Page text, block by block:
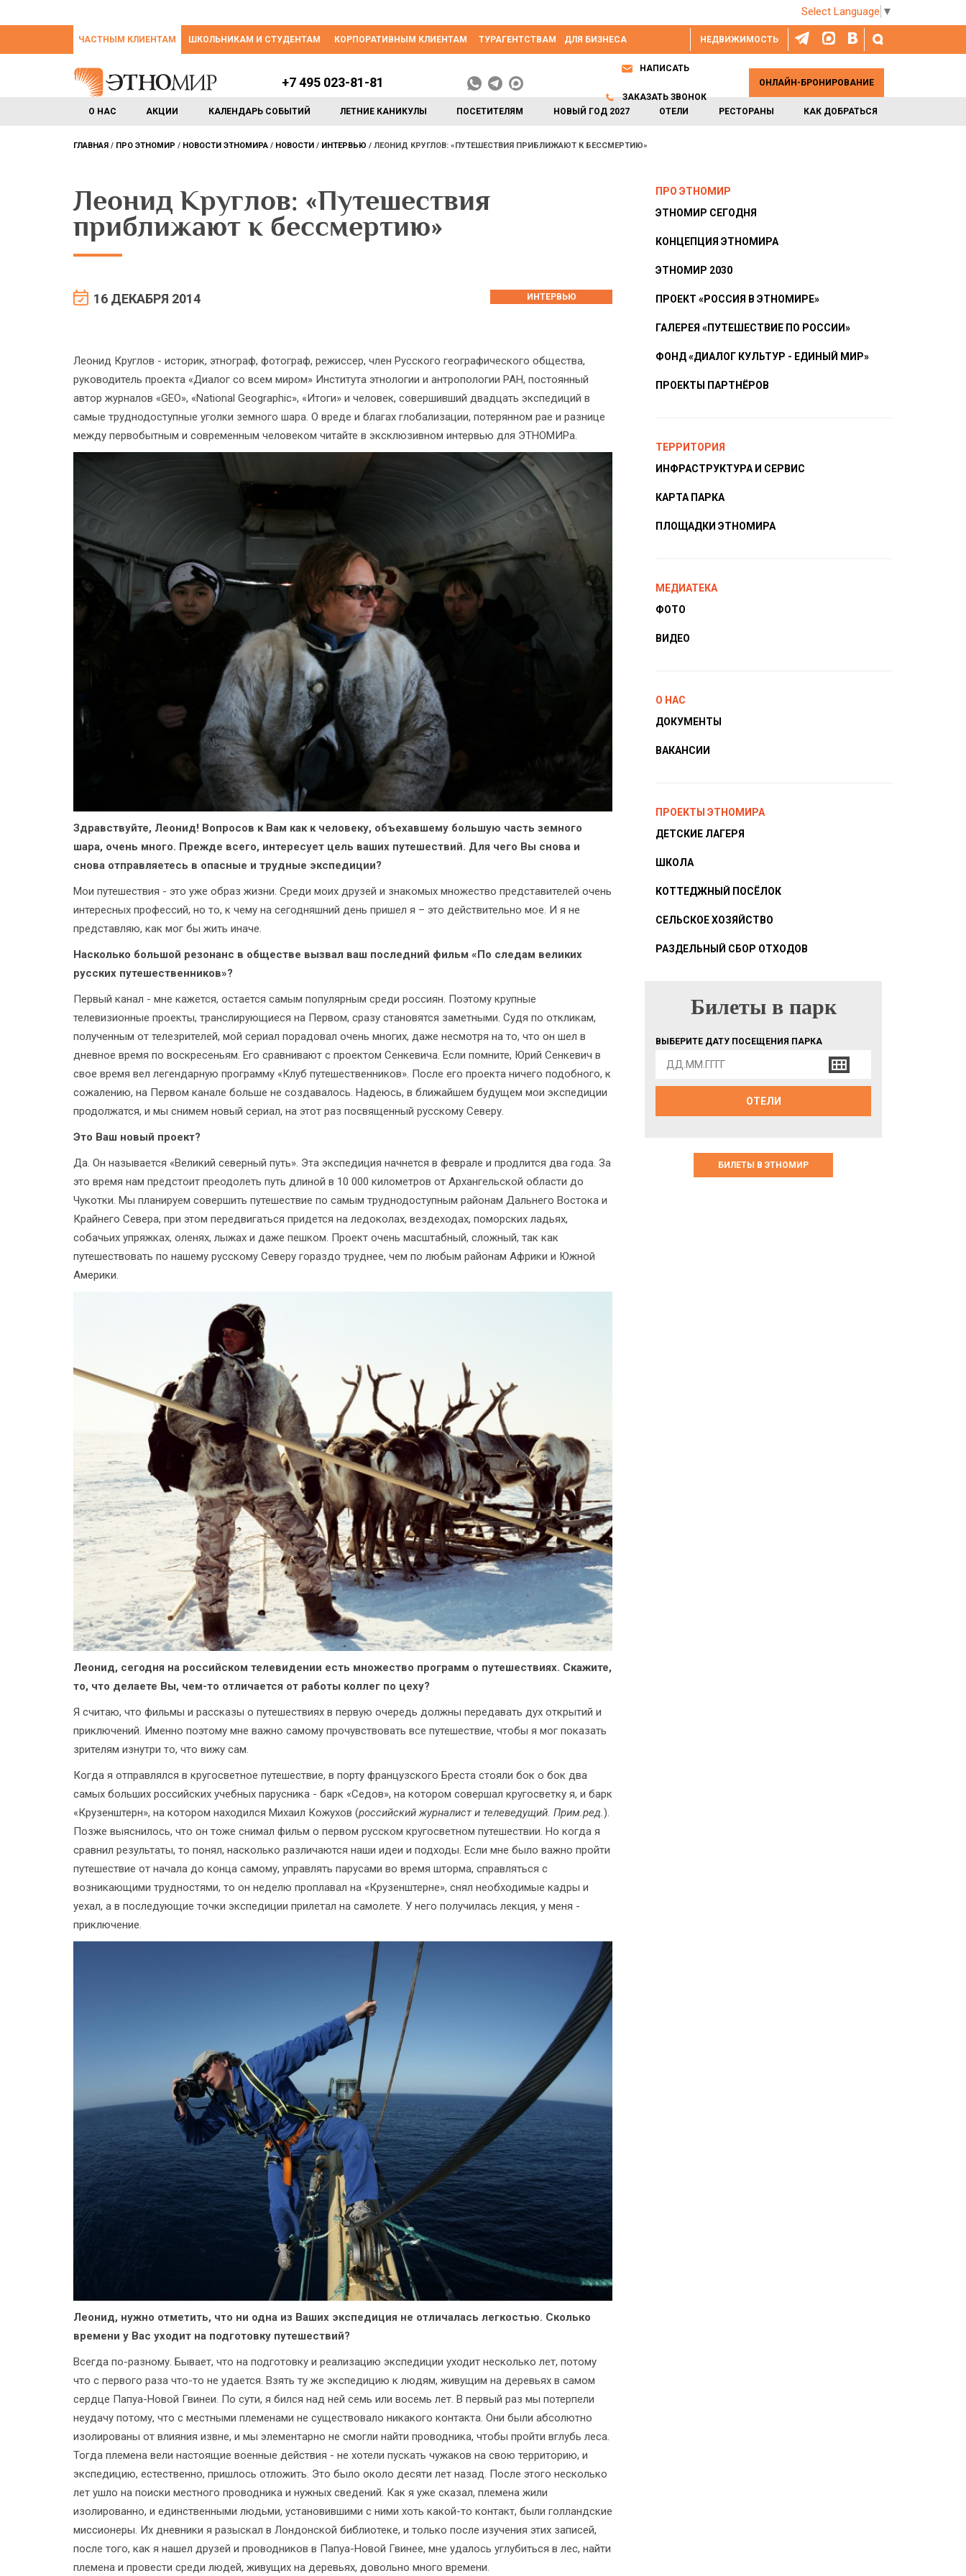
Select Language ▼
НЕДВИЖИМОСТЬ
ЧАСТНЫМ КЛИЕНТАМ ШКОЛЬНИКАМ И СТУДЕНТАМ КОРПОРАТИВНЫМ КЛИЕНТАМ ТУРАГЕНТСТВАМ ДЛЯ БИЗНЕСА
О НАС АКЦИИ КАЛЕНДАРЬ СОБЫТИЙ ЛЕТНИЕ КАНИКУЛЫ ПОСЕТИТЕЛЯМ НОВЫЙ ГОД 2027 ОТЕЛИ РЕСТОРАНЫ КАК ДОБРАТЬСЯ
+7 495 023-81-81
НАПИСАТЬ
ЗАКАЗАТЬ ЗВОНОК
ОНЛАЙН-БРОНИРОВАНИЕ
ГЛАВНАЯ ПРО ЭТНОМИР НОВОСТИ ЭТНОМИРА НОВОСТИ ИНТЕРВЬЮ ЛЕОНИД КРУГЛОВ: «ПУТЕШЕСТВИЯ ПРИБЛИЖАЮТ К БЕССМЕРТИЮ»
Леонид Круглов: «Путешествия
приближают к бессмертию»
16 ДЕКАБРЯ 2014 ИНТЕРВЬЮ
Леонид Круглов - историк, этнограф, фотограф, режиссер, член Русского географического общества,
руководитель проекта «Диалог со всем миром» Института этнологии и антропологии РАН, постоянный
автор журналов «GEO», «National Geographic», «Итоги» и человек, совершивший двадцать экспедиций в
самые труднодоступные уголки земного шара. О вреде и благах глобализации, потерянном рае и разнице
между первобытным и современным человеком читайте в эксклюзивном интервью для ЭТНОМИРа.
Здравствуйте, Леонид! Вопросов к Вам как к человеку, объехавшему большую часть земного
шара, очень много. Прежде всего, интересует цель ваших путешествий. Для чего Вы снова и
снова отправляетесь в опасные и трудные экспедиции?
Мои путешествия - это уже образ жизни. Среди моих друзей и знакомых множество представителей очень
интересных профессий, но то, к чему на сегодняшний день пришел я – это действительно мое. И я не
представляю, как мог бы жить иначе.
Насколько большой резонанс в обществе вызвал ваш последний фильм «По следам великих
русских путешественников»?
Первый канал - мне кажется, остается самым популярным среди россиян. Поэтому крупные
телевизионные проекты, транслирующиеся на Первом, сразу становятся заметными. Судя по откликам,
полученным от телезрителей, мой сериал порадовал очень многих, даже несмотря на то, что он шел в
дневное время по воскресеньям. Его сравнивают с проектом Сенкевича. Если помните, Юрий Сенкевич в
свое время вел легендарную программу «Клуб путешественников». После его проекта ничего подобного, к
сожалению, на Первом канале больше не создавалось. Надеюсь, в ближайшем будущем мои экспедиции
продолжатся, и мы снимем новый сериал, на этот раз посвященный русскому Северу.
Это Ваш новый проект?
Да. Он называется «Великий северный путь». Эта экспедиция начнется в феврале и продлится два года. За
это время нам предстоит преодолеть путь длиной в 10 000 километров от Архангельской области до
Чукотки. Мы планируем совершить путешествие по самым труднодоступным районам Дальнего Востока и
Крайнего Севера, при этом передвигаться придется на ледоколах, вездеходах, поморских ладьях,
собачьих упряжках, оленях, лыжах и даже пешком. Проект очень масштабный, сложный, так как
путешествовать по нашему русскому Северу гораздо труднее, чем по любым районам Африки и Южной
Америки.
Леонид, сегодня на российском телевидении есть множество программ о путешествиях. Скажите,
то, что делаете Вы, чем-то отличается от работы коллег по цеху?
Я считаю, что фильмы и рассказы о путешествиях в первую очередь должны передавать дух открытий и
приключений. Именно поэтому мне важно самому прочувствовать все путешествие, чтобы я мог показать
зрителям изнутри то, что вижу сам.
Когда я отправлялся в кругосветное путешествие, в порту французского Бреста стояли бок о бок два
самых больших российских учебных парусника - барк «Седов», на котором совершал кругосветку я, и барк
«Крузенштерн», на котором находился Михаил Кожухов (российский журналист и телеведущий. Прим.ред.).
Позже выяснилось, что он тоже снимал фильм о первом русском кругосветном путешествии. Но когда я
сравнил результаты, то понял, насколько различаются наши идеи и подходы. Если мне было важно пройти
путешествие от начала до конца самому, управлять парусами во время шторма, справляться с
возникающими трудностями, то он неделю проплавал на «Крузенштерне», снял необходимые кадры и
уехал, а в последующие точки экспедиции прилетал на самолете. У него получилась лекция, у меня -
приключение.
Леонид, нужно отметить, что ни одна из Ваших экспедиция не отличалась легкостью. Сколько
времени у Вас уходит на подготовку путешествий?
Всегда по-разному. Бывает, что на подготовку и реализацию экспедиции уходит несколько лет, потому
что с первого раза что-то не удается. Взять ту же экспедицию к людям, живущим на деревьях в самом
сердце Папуа-Новой Гвинеи. По сути, я бился над ней семь или восемь лет. В первый раз мы потерпели
неудачу потому, что с местными племенами не существовало никакого контакта. Они были абсолютно
изолированы от влияния извне, и мы элементарно не смогли найти проводника, чтобы пройти вглубь леса.
Тогда племена вели настоящие военные действия - не хотели пускать чужаков на свою территорию, и
экспедицию, естественно, пришлось отложить. Это было около десяти лет назад. После этого несколько
лет ушло на поиски местного проводника и нужных сведений. Как я уже сказал, племена жили
изолированно, и единственными людьми, установившими с ними хоть какой-то контакт, были голландские
миссионеры. Их дневники я разыскал в Лондонской библиотеке, и только после изучения этих записей,
после того, как я нашел друзей и проводников в Папуа-Новой Гвинее, мне удалось углубиться в лес, найти
племена и провести среди людей, живущих на деревьях, довольно много времени.
ПРО ЭТНОМИР
ЭТНОМИР СЕГОДНЯ
КОНЦЕПЦИЯ ЭТНОМИРА
ЭТНОМИР 2030
ПРОЕКТ «РОССИЯ В ЭТНОМИРЕ»
ГАЛЕРЕЯ «ПУТЕШЕСТВИЕ ПО РОССИИ»
ФОНД «ДИАЛОГ КУЛЬТУР - ЕДИНЫЙ МИР»
ПРОЕКТЫ ПАРТНЁРОВ
ТЕРРИТОРИЯ
ИНФРАСТРУКТУРА И СЕРВИС
КАРТА ПАРКА
ПЛОЩАДКИ ЭТНОМИРА
МЕДИАТЕКА
ФОТО
ВИДЕО
О НАС
ДОКУМЕНТЫ
ВАКАНСИИ
ПРОЕКТЫ ЭТНОМИРА
ДЕТСКИЕ ЛАГЕРЯ
ШКОЛА
КОТТЕДЖНЫЙ ПОСЁЛОК
СЕЛЬСКОЕ ХОЗЯЙСТВО
РАЗДЕЛЬНЫЙ СБОР ОТХОДОВ
БИЛЕТЫ В ПАРК
Билеты в парк
ВЫБЕРИТЕ ДАТУ ПОСЕЩЕНИЯ ПАРКА
ОТЕЛИ
БИЛЕТЫ В ЭТНОМИР